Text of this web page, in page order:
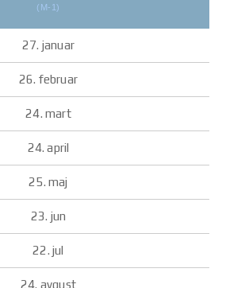
(M-1)